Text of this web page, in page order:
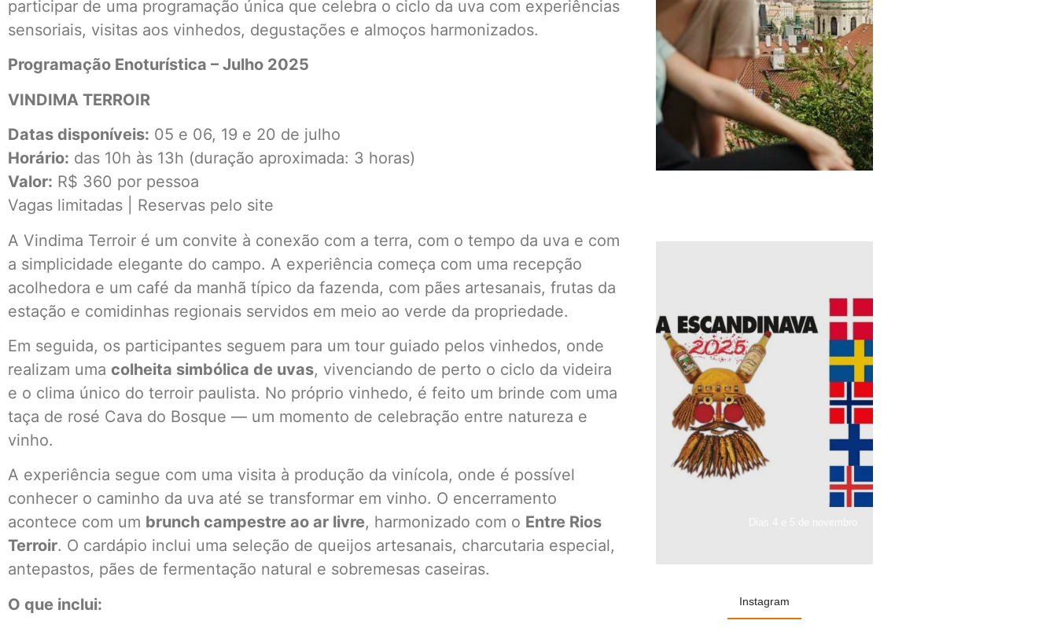
participar de uma programação única que celebra o ciclo da uva com experiências
sensoriais, visitas aos vinhedos, degustações e almoços harmonizados.
Programação Enoturística – Julho 2025
VINDIMA TERROIR
Datas disponíveis: 05 e 06, 19 e 20 de julho
Horário: das 10h às 13h (duração aproximada: 3 horas)
Valor: R$ 360 por pessoa
Vagas limitadas | Reservas pelo site
A Vindima Terroir é um convite à conexão com a terra, com o tempo da uva e com
a simplicidade elegante do campo. A experiência começa com uma recepção
acolhedora e um café da manhã típico da fazenda, com pães artesanais, frutas da
estação e comidinhas regionais servidos em meio ao verde da propriedade.
Em seguida, os participantes seguem para um tour guiado pelos vinhedos, onde
realizam uma colheita simbólica de uvas, vivenciando de perto o ciclo da videira
e o clima único do terroir paulista. No próprio vinhedo, é feito um brinde com uma
taça de rosé Cava do Bosque — um momento de celebração entre natureza e
vinho.
A experiência segue com uma visita à produção da vinícola, onde é possível
conhecer o caminho da uva até se transformar em vinho. O encerramento
acontece com um brunch campestre ao ar livre, harmonizado com o Entre Rios
Terroir. O cardápio inclui uma seleção de queijos artesanais, charcutaria especial,
antepastos, pães de fermentação natural e sobremesas caseiras.
O que inclui:
Instagram